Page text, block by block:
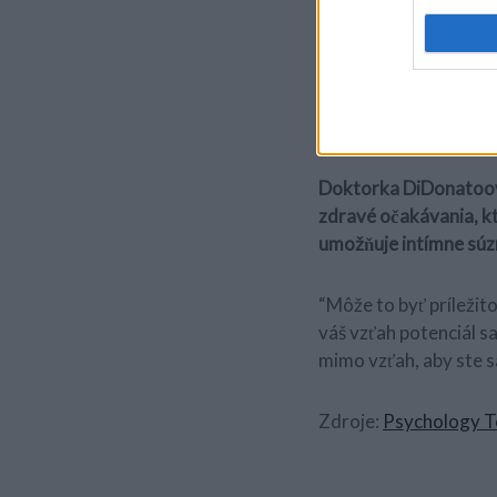
Podľa neho je
zápolíte so
“Nastavte si
pravdepodobnosťou
Doktorka
zdravé očakávania,
umožňuje intímne
“Môže to byť
váš vzťah potenciál
mimo vzťah, aby ste
Zdroje: Psychology